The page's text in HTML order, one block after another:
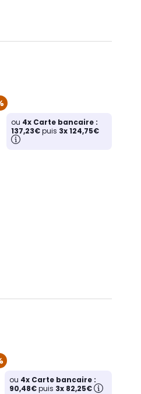
ou 4x Carte bancaire :
137,23€puis 3x 124,75€
ou 4x Carte bancaire :
90,48€puis 3x 82,25€